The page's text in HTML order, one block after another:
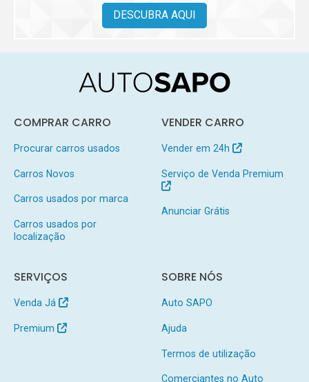
DESCUBRA AQUI
COMPRAR CARRO
Procurar carros usados
Carros Novos
Carros usados por marca
Carros usados por
localização
VENDER CARRO
Vender em 24h
Serviço de Venda Premium
Anunciar Grátis
SERVIÇOS
Venda Já
Premium
SOBRE NÓS
Auto SAPO
Ajuda
Termos de utilização
Comerciantes no Auto